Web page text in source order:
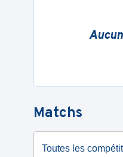
Matchs
Toutes les